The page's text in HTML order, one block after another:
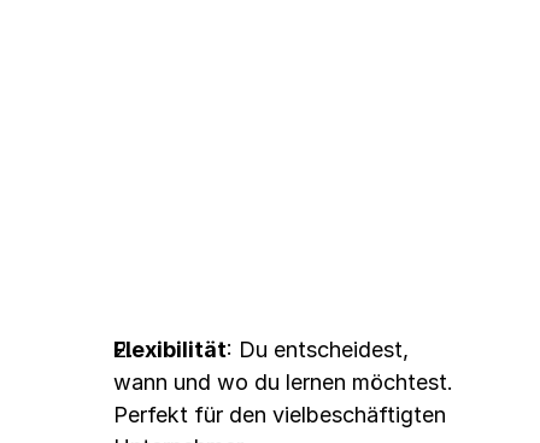
Flexibilität: Du entscheidest,
wann und wo du lernen möchtest.
Perfekt für den vielbeschäftigten